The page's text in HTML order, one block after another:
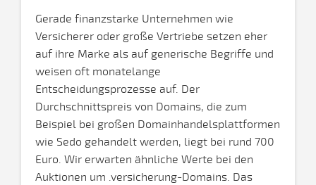
Gerade finanzstarke Unternehmen wie
Versicherer oder große Vertriebe setzen eher
auf ihre Marke als auf generische Begriffe und
weisen oft monatelange
Entscheidungsprozesse auf. Der
Durchschnittspreis von Domains, die zum
Beispiel bei großen Domainhandelsplattformen
wie Sedo gehandelt werden, liegt bei rund 700
Euro. Wir erwarten ähnliche Werte bei den
Auktionen um .versicherung-Domains. Das